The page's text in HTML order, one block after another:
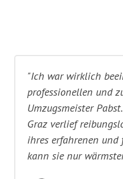
"Ich war wirklich
professionellen und
Umzugsmeister
Graz verlief
ihres erfahrenen und
kann sie nur